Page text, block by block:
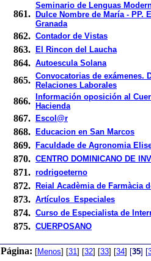
861.
Seminario de Lenguas
Dulce Nombre de María - PP.
Granada
862. Contador de Vistas
863. El Rincon del Laucha
864. Autoescula Solana
865. Convocatorias de exámenes.
Relaciones Laborales
866.
Información oposición al
Hacienda
867. Escol@r
868. Educacion en San Marcos
869. Faculdade de Agronomia
870. CENTRO DOMINICANO DE
871. rodrigoeterno
872. Reial Acadèmia de Farmàcia
873. Artículos_Especiales
874. Curso de Especialista de
875. CUERPOSANO
Página: [Menos] [31] [32] [33] [34] [35] [